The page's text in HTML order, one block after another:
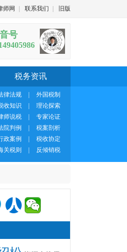
师网 联系我们 旧版
号
税务资讯
律法规
外国税制
收知识
理论探索
师说税
专家论证
院判例
税案剖析
政案例
税收协定
关税则
反倾销税